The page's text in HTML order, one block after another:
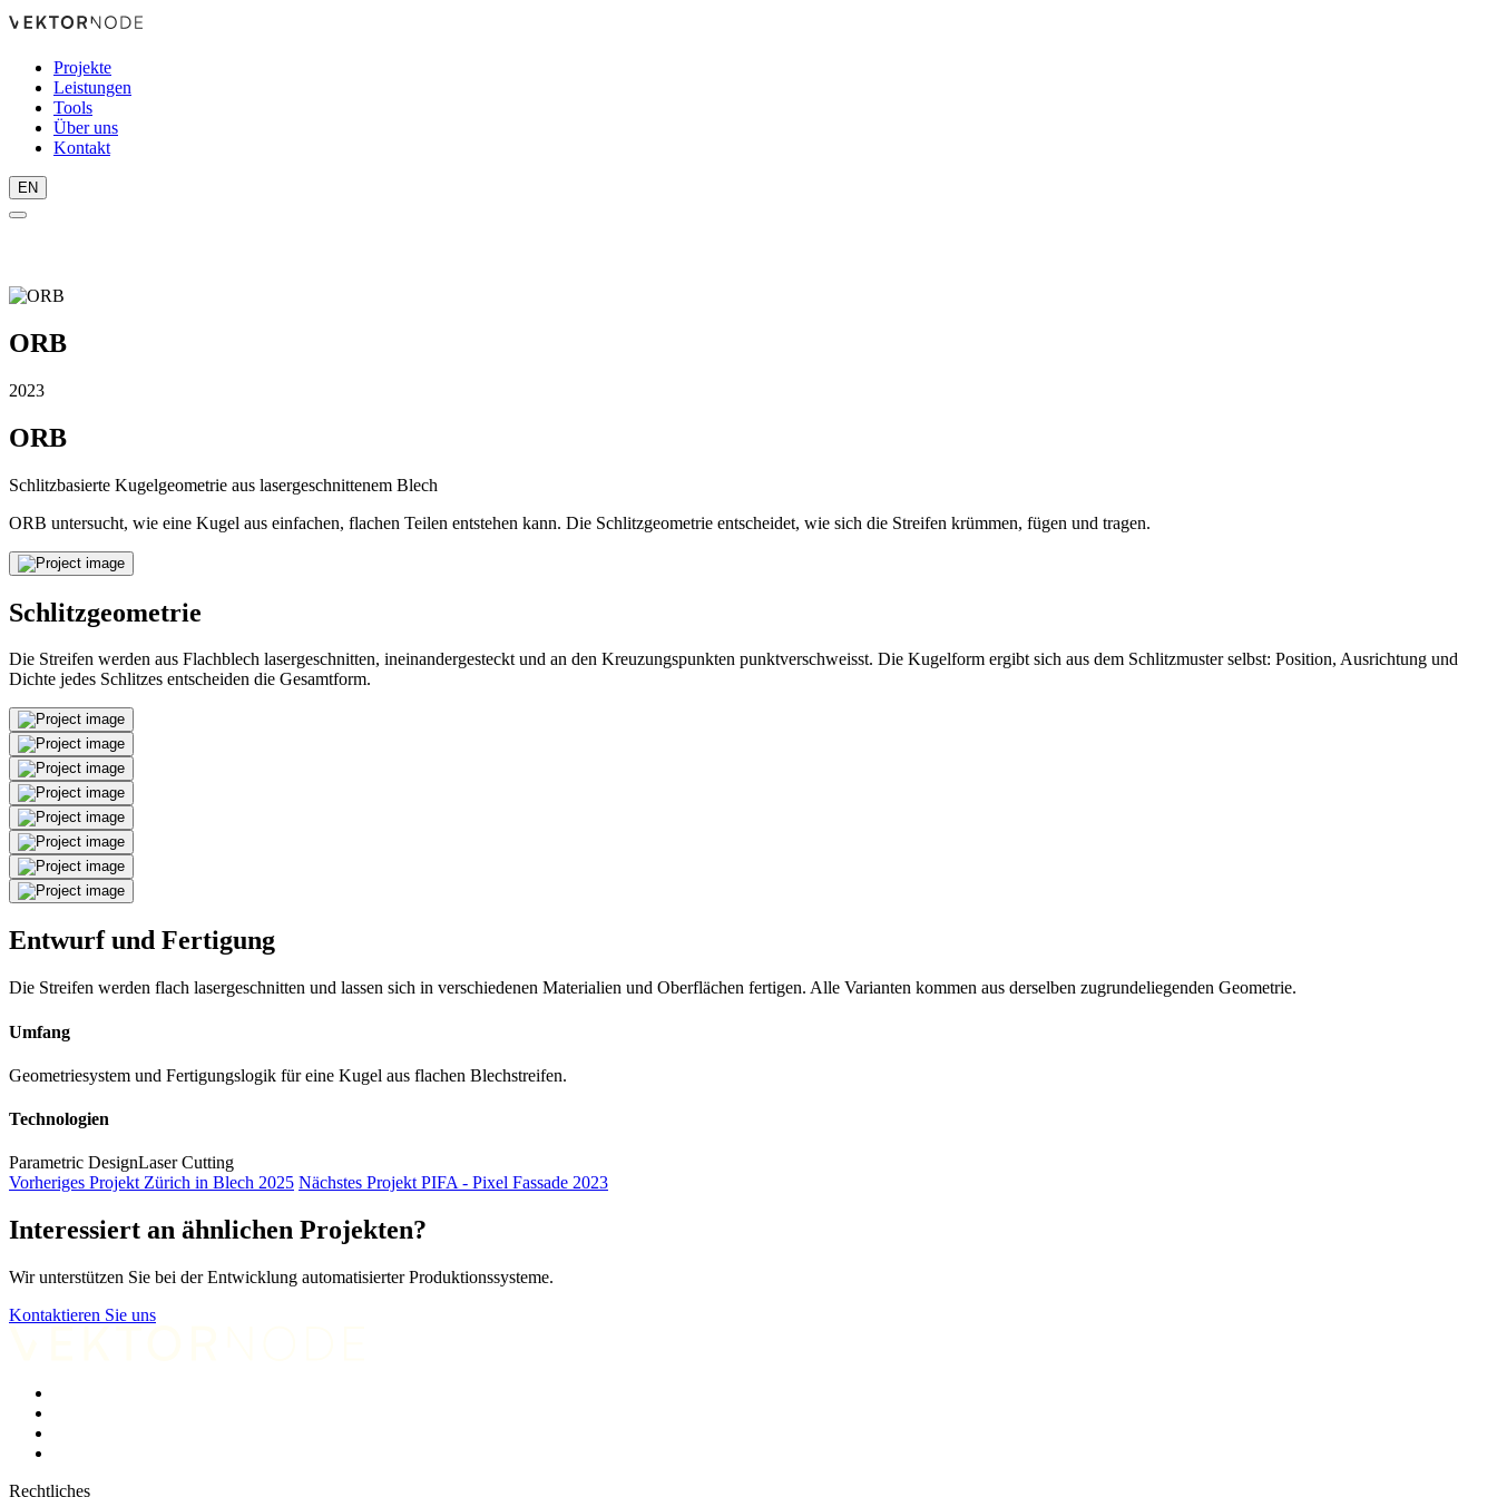
Projekte
Leistungen
Tools
Über uns
Kontakt
EN
ORB
2023
ORB
Schlitzbasierte Kugelgeometrie aus lasergeschnittenem Blech
ORB untersucht, wie eine Kugel aus einfachen, flachen Teilen entstehen kann. Die Schlitzgeometrie entscheidet, wie sich die Streifen krümmen, fügen und tragen.
Schlitzgeometrie
Die Streifen werden aus Flachblech lasergeschnitten, ineinandergesteckt und an den Kreuzungspunkten punktverschweisst. Die Kugelform ergibt sich aus dem Schlitzmuster selbst: Position, Ausrichtung und
Dichte jedes Schlitzes entscheiden die Gesamtform.
Entwurf und Fertigung
Die Streifen werden flach lasergeschnitten und lassen sich in verschiedenen Materialien und Oberflächen fertigen. Alle Varianten kommen aus derselben zugrundeliegenden Geometrie.
Umfang
Geometriesystem und Fertigungslogik für eine Kugel aus flachen Blechstreifen.
Technologien
Parametric DesignLaser Cutting
Vorheriges Projekt Zürich in Blech 2025 Nächstes Projekt PIFA - Pixel Fassade 2023
Interessiert an ähnlichen Projekten?
Wir unterstützen Sie bei der Entwicklung automatisierter Produktionssysteme.
Kontaktieren Sie uns
Rechtliches